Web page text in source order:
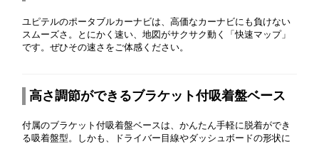
ユピテルのポータブルカーナビは、高価なカーナビにも負けない
スムーズさ。とにかく速い、地図がサクサク動く「快速マップ」
です。ぜひその速さをご体感ください。
高さ調節ができるブラケット付吸着盤ベース
付属のブラケット付吸着盤ベースは、かんたん手軽に脱着ができ
る吸着盤型。しかも、ドライバー目線やダッシュボードの形状に